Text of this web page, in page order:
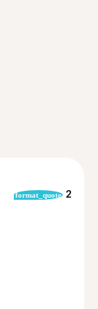
format_quote 2